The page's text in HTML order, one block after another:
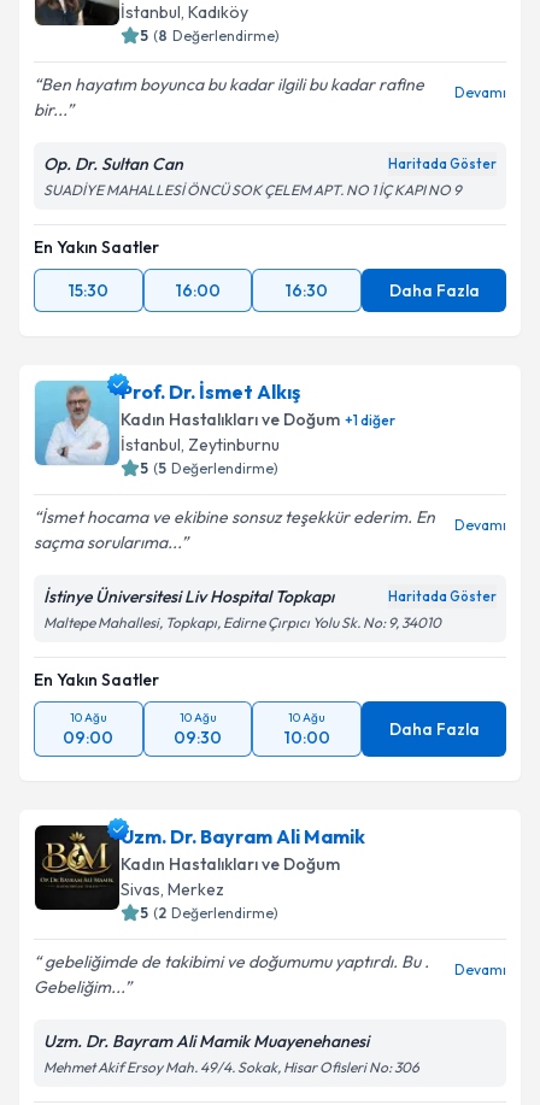
İstanbul, Kadıköy
5 (8 Değerlendirme)
Ben hayatım boyunca bu kadar ilgili bu kadar rafine
bir...
Devamı
Op. Dr. Sultan Can Haritada Göster
SUADİYE MAHALLESİ ÖNCÜ SOK ÇELEM APT. NO 1 İÇ KAPI NO 9
En Yakın Saatler
15:30
16:00 16:30 Daha Fazla
Prof. Dr. İsmet Alkış
Kadın Hastalıkları ve Doğum +1diğer
İstanbul, Zeytinburnu
5 (5 Değerlendirme)
İsmet hocama ve ekibine sonsuz teşekkür ederim. En
saçma sorularıma...
Devamı
İstinye Üniversitesi Liv Hospital Topkapı Haritada Göster
Maltepe Mahallesi, Topkapı, Edirne Çırpıcı Yolu Sk. No: 9, 34010
En Yakın Saatler
10 Ağu
09:00
10 Ağu
09:30
10 Ağu
10:00 Daha Fazla
Uzm. Dr. Bayram Ali Mamik
Kadın Hastalıkları ve Doğum
Sivas, Merkez
5 (2 Değerlendirme)
gebeliğimde de takibimi ve doğumumu yaptırdı. Bu .
Gebeliğim...
Devamı
Uzm. Dr. Bayram Ali Mamik Muayenehanesi
Mehmet Akif Ersoy Mah. 49/4. Sokak, Hisar Ofisleri No: 306